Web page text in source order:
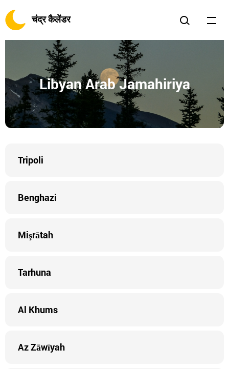
चंद्र कैलेंडर
Libyan Arab Jamahiriya
Tripoli
Benghazi
Mişrātah
Tarhuna
Al Khums
Az Zāwīyah